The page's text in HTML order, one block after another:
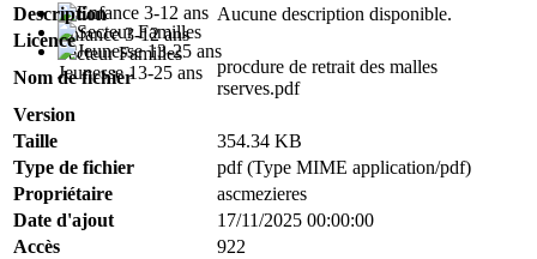
Enfance 3-12 ans
Secteur Familles
Jeunesse 13-25 ans
Description
Aucune description disponible.
Licence
Nom de fichier
procdure de retrait des malles
rserves.pdf
Version
Taille
354.34 KB
Type de fichier
pdf (Type MIME application/pdf)
Propriétaire
ascmezieres
Date d'ajout
17/11/2025 00:00:00
Accès
922